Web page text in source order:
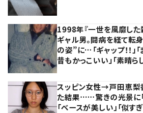
1998年『一世を風靡した
ギャル男。闘病を経て転
の姿”に…「ギャップ！！」
昔もかっこいい」「素晴ら
スッピン女性→戸田恵梨
た結果……驚きの光景に「
「ベースが美しい」「似すぎ